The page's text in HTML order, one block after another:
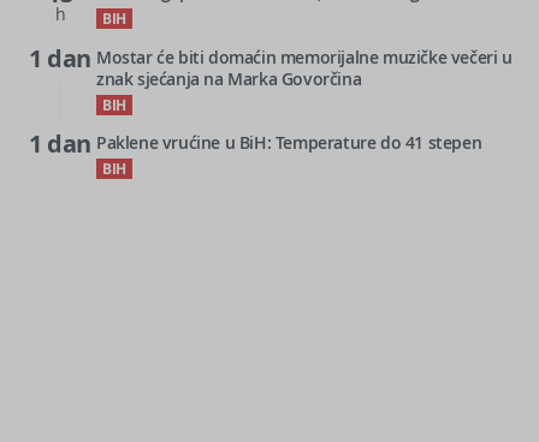
h BIH
1 dan Mostar će biti domaćin memorijalne muzičke večeri u
znak sjećanja na Marka Govorčina
BIH
1 dan Paklene vrućine u BiH: Temperature do 41 stepen
BIH